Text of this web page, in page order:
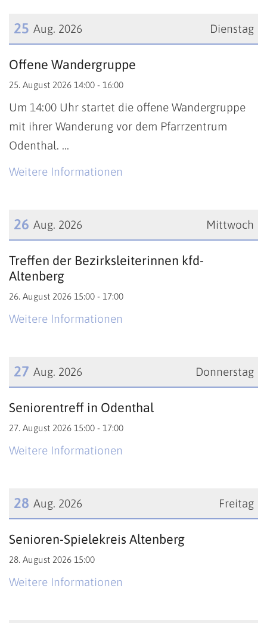
Dienstag
25 Aug. 2026
Datum: 25. August 2026
Offene Wandergruppe
25. August 2026 14:00 - 16:00
Um 14:00 Uhr startet die offene Wandergruppe
mit ihrer Wanderung vor dem Pfarrzentrum
Odenthal. ...
Weitere Informationen
Mittwoch
26 Aug. 2026
Datum: 26. August 2026
Treffen der Bezirksleiterinnen kfd-
Altenberg
26. August 2026 15:00 - 17:00
Weitere Informationen
Donnerstag
27 Aug. 2026
Datum: 27. August 2026
Seniorentreff in Odenthal
27. August 2026 15:00 - 17:00
Weitere Informationen
Freitag
28 Aug. 2026
Datum: 28. August 2026
Senioren-Spielekreis Altenberg
28. August 2026 15:00
Weitere Informationen